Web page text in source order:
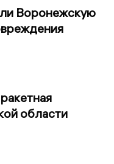
Воронежскую
области